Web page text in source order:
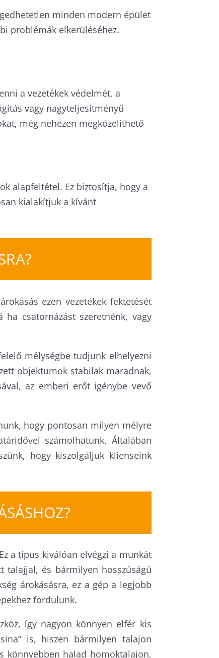
minden modern épület
problémák elkerüléséhez.
a vezetékek védelmét, a
vagy nagyteljesítményű
még nehezen megközelíthető
alapfeltétel. Ez biztosítja, hogy a
kialakítjuk a kívánt
ezen vezetékek fektetését
csatornázást szeretnénk, vagy
mélységbe tudjunk elhelyezni
objektumok stabilak maradnak,
az emberi erőt igénybe vevő
hogy pontosan milyen mélyre
számolhatunk. Általában
hogy kiszolgáljuk klienseink
a típus kiválóan elvégzi a munkát
talajjal, és bármilyen hosszúságú
árokásásra, ez a gép a legjobb
fordulunk.
így nagyon könnyen elfér kis
is, hiszen bármilyen talajon
könnyebben halad homoktalajon,